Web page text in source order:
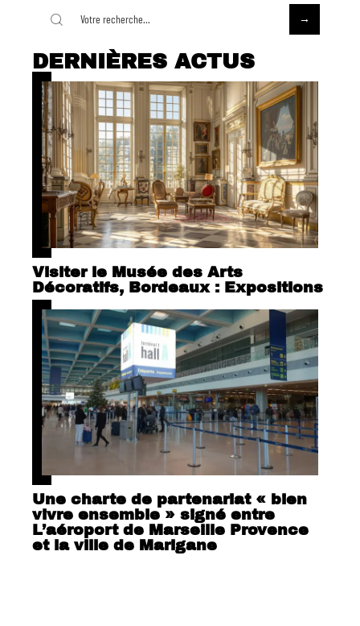
DERNIÈRES ACTUS
Visiter le Musée des Arts
Décoratifs, Bordeaux : Expositions
Une charte de partenariat « bien
vivre ensemble » signé entre
L’aéroport de Marseille Provence
et la ville de Marigane